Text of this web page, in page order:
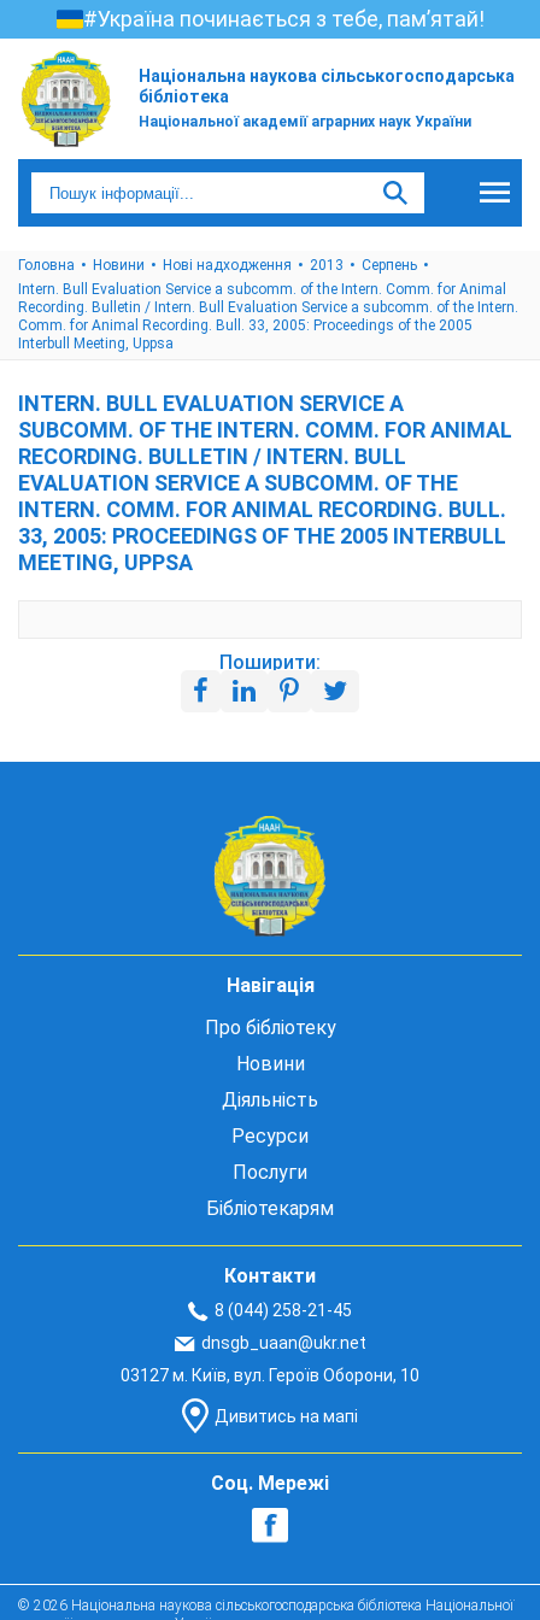
#Україна починається з тебе, пам’ятай!
Національна наукова сільськогосподарська
бібліотека
Національної академії аграрних наук України
Головна Новини Нові надходження 2013
Серпень
Intern. Bull Evaluation Service a subcomm. of the Intern. Comm. for Animal
Recording. Bulletin / Intern. Bull Evaluation Service a subcomm. of the Intern.
Comm. for Animal Recording. Bull. 33, 2005: Proceedings of the 2005
Interbull Meeting, Uppsa
INTERN. BULL EVALUATION SERVICE A
SUBCOMM. OF THE INTERN. COMM. FOR ANIMAL
RECORDING. BULLETIN / INTERN. BULL
EVALUATION SERVICE A SUBCOMM. OF THE
INTERN. COMM. FOR ANIMAL RECORDING. BULL.
33, 2005: PROCEEDINGS OF THE 2005 INTERBULL
MEETING, UPPSA
Поширити:
Навігація
Про бібліотеку
Новини
Діяльність
Ресурси
Послуги
Бібліотекарям
Контакти
8 (044) 258-21-45
dnsgb_uaan@ukr.net
03127 м. Київ, вул. Героїв Оборони, 10
Дивитись на мапі
Соц. Мережі
© 2026 Національна наукова сільськогосподарська бібліотека Національної